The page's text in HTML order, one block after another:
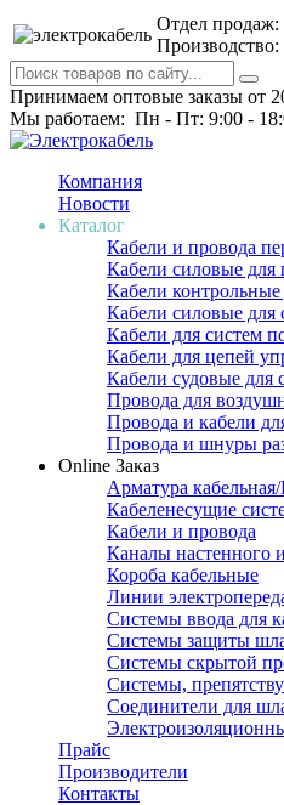
Отдел продаж:
Производство:
Принимаем оптовые заказы от
Мы работаем: Пн - Пт: 9:00 -
Компания
Новости
Каталог
Кабели и провода
Кабели силовые для
Кабели контрольные
Кабели силовые для
Кабели для систем
Кабели для цепей
Кабели судовые для
Провода для
Провода и кабели
Провода и шнуры
Online Заказ
Арматура
Кабеленесущие
Кабели и провода
Каналы настенного
Короба кабельные
Линии
Системы ввода для
Системы защиты
Системы скрытой
Системы,
Соединители для
Прайс
Производители
Контакты